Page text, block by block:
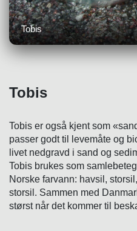
Tobis
Tobis
Tobis er også kjent som
passer godt til levemåte og
livet nedgravd i sand og
Tobis brukes som
Norske farvann: havsil,
storsil. Sammen med
størst når det kommer til